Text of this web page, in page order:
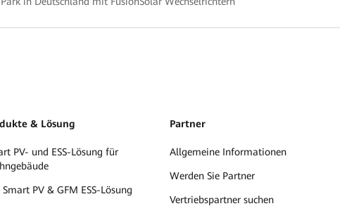
& Lösung
PV- und ESS-Lösung für
Smart PV & GFM ESS-Lösung
Partner
Allgemeine Informationen
Werden Sie Partner
Vertriebspartner suchen